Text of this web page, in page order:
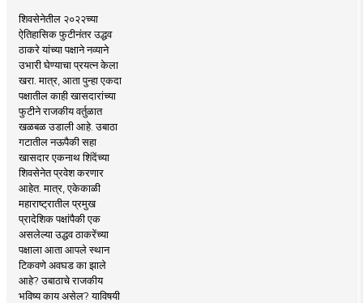
शिवसेनेतील २०२२च्या
ऐतिहासिक फुटीनंतर उद्धव
ठाकरे यांच्या पक्षाने नव्याने
उभारी घेण्याचा प्रयत्न केला
खरा. मात्र, आता पुन्हा एकदा
पक्षातील काही खासदारांच्या
फुटीने राजकीय वर्तुळात
खळबळ उडाली आहे. उबाठा
गटातील नऊपैकी सहा
खासदार एकनाथ शिंदेंच्या
शिवसेनेत प्रवेश करणार
आहेत. मात्र, एकेकाळी
महाराष्ट्रातील प्रमुख
प्रादेशिक पक्षांपैकी एक
असलेल्या उद्धव ठाकरेंच्या
पक्षाला आता आपले स्थान
टिकवणे अवघड का झाले
आहे? उबाठाचे राजकीय
भविष्य काय असेल? याविषयी